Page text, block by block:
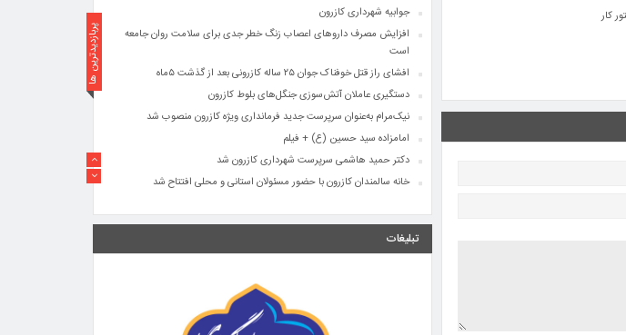
کار
پربازدیدترین ها
جوابیه شهرداری کازرون
افزایش مصرف داروهای اعصاب زنگ خطر جدی برای سلامت روان جامعه
است
افشای راز قتل خوفناک جوان ۲۵ ساله کازرونی بعد از گذشت ۵ماه
دستگیری عاملان آتش‌سوزی جنگل‌های بلوط کازرون
نیک‌مرام به‌عنوان سرپرست جدید فرمانداری ویژه کازرون منصوب شد
امامزاده سید حسین (ع) + فیلم
دکتر حمید هاشمی سرپرست شهرداری کازرون شد
خانه سالمندان کازرون با حضور مسئولان استانی و محلی افتتاح شد
دهستان کمارج
امامزاده سید حسین
افزایش مصرف داروهای اعصاب زنگ خطر جدی برای سلامت روان جامعه
افشای راز قتل خوفناک جوان ۲۵ ساله کازرونی بعد از گذشت ۵ماه
تبلیغات